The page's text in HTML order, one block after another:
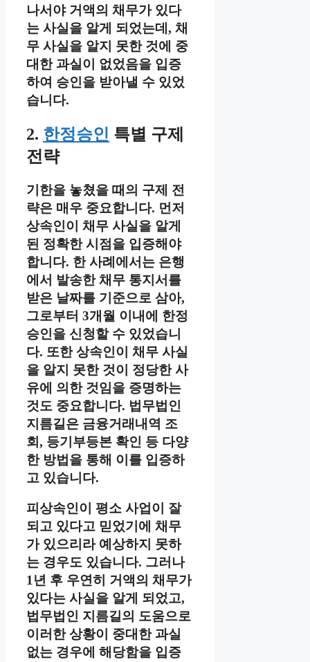
나서야 거액의 채무가 있다
는 사실을 알게 되었는데, 채
무 사실을 알지 못한 것에 중
대한 과실이 없었음을 입증
하여 승인을 받아낼 수 있었
습니다.
2. 한정승인 특별 구제
전략
기한을 놓쳤을 때의 구제 전
략은 매우 중요합니다. 먼저
상속인이 채무 사실을 알게
된 정확한 시점을 입증해야
합니다. 한 사례에서는 은행
에서 발송한 채무 통지서를
받은 날짜를 기준으로 삼아,
그로부터 3개월 이내에 한정
승인을 신청할 수 있었습니
다. 또한 상속인이 채무 사실
을 알지 못한 것이 정당한 사
유에 의한 것임을 증명하는
것도 중요합니다. 법무법인
지름길은 금융거래내역 조
회, 등기부등본 확인 등 다양
한 방법을 통해 이를 입증하
고 있습니다.
피상속인이 평소 사업이 잘
되고 있다고 믿었기에 채무
가 있으리라 예상하지 못하
는 경우도 있습니다. 그러나
1년 후 우연히 거액의 채무가
있다는 사실을 알게 되었고,
법무법인 지름길의 도움으로
이러한 상황이 중대한 과실
없는 경우에 해당함을 입증